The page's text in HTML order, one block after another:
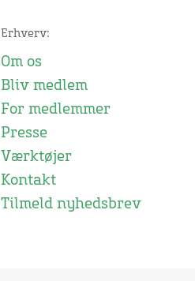
Erhverv:
Om os
Bliv medlem
For medlemmer
Presse
Værktøjer
Kontakt
Tilmeld nyhedsbrev